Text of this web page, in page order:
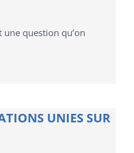
une question qu’on
UNIES SUR